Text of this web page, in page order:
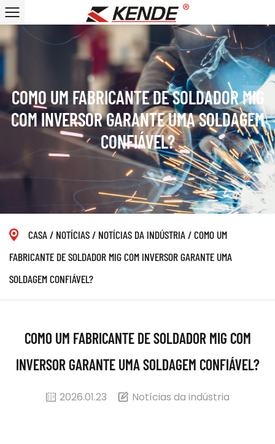
COMO UM FABRICANTE DE SOLDADOR MIG
COM INVERSOR GARANTE UMA SOLDAGEM
CONFIÁVEL?
CASA/ NOTÍCIAS/ NOTÍCIAS DA INDÚSTRIA/COMO UM
FABRICANTE DE SOLDADOR MIG COM INVERSOR GARANTE UMA
SOLDAGEM CONFIÁVEL?
COMO UM FABRICANTE DE SOLDADOR MIG COM
INVERSOR GARANTE UMA SOLDAGEM CONFIÁVEL?
2026.01.23 Notícias da indústria